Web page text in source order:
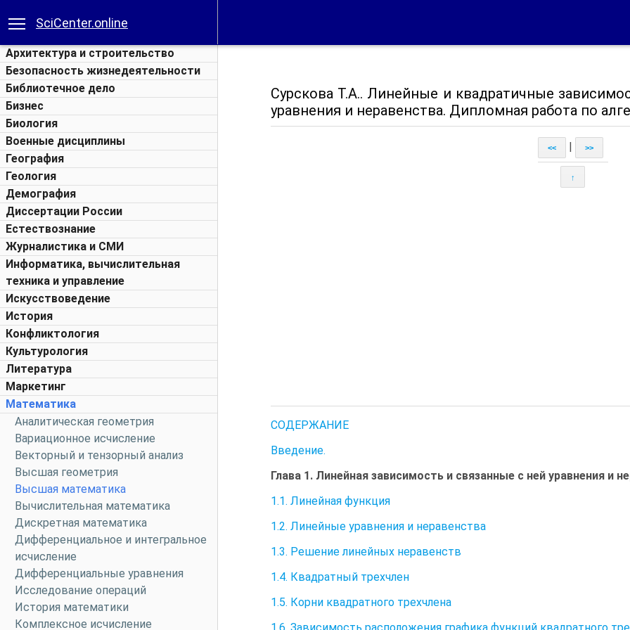
SciCenter.online
Архитектура и строительство
Безопасность жизнедеятельности
Библиотечное дело
Бизнес
Биология
Военные дисциплины
География
Геология
Демография
Диссертации России
Естествознание
Журналистика и СМИ
Информатика, вычислительная
техника и управление
Искусствоведение
История
Конфликтология
Культурология
Литература
Маркетинг
Математика
Аналитическая геометрия
Вариационное исчисление
Векторный и тензорный анализ
Высшая геометрия
Высшая математика
Вычислительная математика
Дискретная математика
Дифференциальное и интегральное
исчисление
Дифференциальные уравнения
Исследование операций
История математики
Комплексное исчисление
Сурскова Т.А.. Линейные и квадратичные
уравнения и неравенства. Дипломная работа по
<< >>
↑
СОДЕРЖАНИЕ
Введение.
Глава 1. Линейная зависимость и связанные с ней уравнения и
1.1. Линейная функция
1.2. Линейные уравнения и неравенства
1.3. Решение линейных неравенств
1.4. Квадратный трехчлен
1.5. Корни квадратного трехчлена